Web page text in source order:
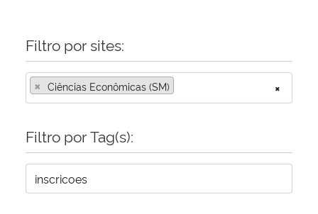
Ministério do Desenvolvimento Regional
Controladoria-Geral da União
Secretaria-Geral
Filtro por sites:
×
× Ciências Econômicas (SM)
Filtro por Tag(s):